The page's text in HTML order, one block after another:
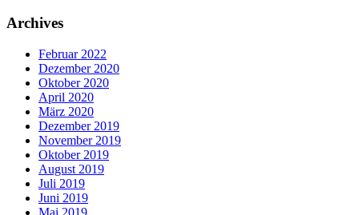
Archives
Februar 2022
Dezember 2020
Oktober 2020
April 2020
März 2020
Dezember 2019
November 2019
Oktober 2019
August 2019
Juli 2019
Juni 2019
Mai 2019